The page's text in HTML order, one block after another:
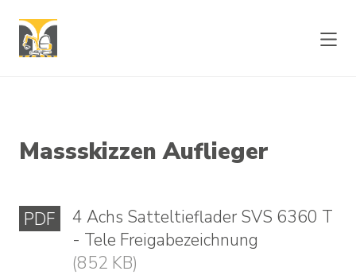
zum
Hauptinhalt
Hauptmenü
PRODUKTE
Massskizzen Auflieger
PDF
4 Achs Satteltieflader SVS 6360 T
- Tele Freigabezeichnung
(852 KB)